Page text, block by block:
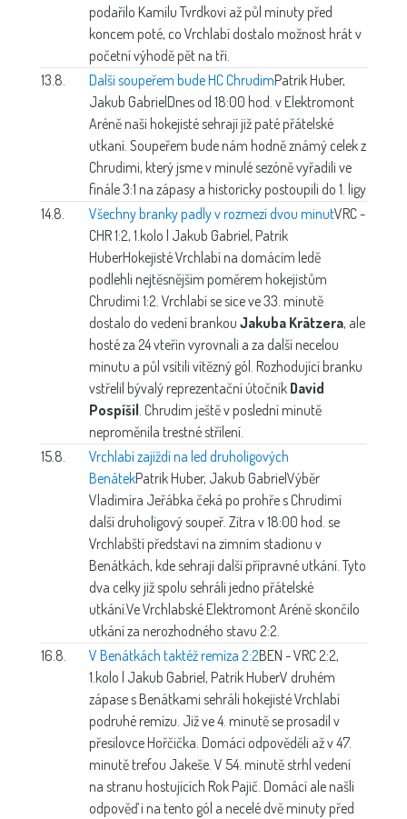
podařilo Kamilu Tvrdkovi až půl minuty před
koncem poté, co Vrchlabí dostalo možnost hrát v
početní výhodě pět na tři.
13.8.
Další soupeřem bude HC ChrudimPatrik Huber,
Jakub GabrielDnes od 18:00 hod. v Elektromont
Aréně naši hokejisté sehrají již paté přátelské
utkaní. Soupeřem bude nám hodně známý celek z
Chrudimi, který jsme v minulé sezóně vyřadili ve
finále 3:1 na zápasy a historicky postoupili do 1. ligy
14.8.
Všechny branky padly v rozmezí dvou minutVRC -
CHR 1:2, 1.kolo | Jakub Gabriel, Patrik
HuberHokejisté Vrchlabí na domácím ledě
podlehli nejtěsnějším poměrem hokejistům
Chrudimi 1:2. Vrchlabí se sice ve 33. minutě
dostalo do vedení brankou Jakuba Krätzera, ale
hosté za 24 vteřin vyrovnali a za další necelou
minutu a půl vsítili vítězný gól. Rozhodující branku
vstřelil bývalý reprezentační útočník David
Pospíšil . Chrudim ještě v poslední minutě
neproměnila trestné střílení.
15.8.
Vrchlabí zajíždí na led druholigových
BenátekPatrik Huber, Jakub GabrielVýběr
Vladimíra Jeřábka čeká po prohře s Chrudimí
další druholigový soupeř. Zítra v 18:00 hod. se
Vrchlabští představí na zimním stadionu v
Benátkách, kde sehrají další přípravné utkání. Tyto
dva celky již spolu sehráli jedno přátelské
utkání.Ve Vrchlabské Elektromont Aréně skončilo
utkání za nerozhodného stavu 2:2.
16.8.
V Benátkách taktéž remíza 2:2BEN - VRC 2:2,
1.kolo | Jakub Gabriel, Patrik HuberV druhém
zápase s Benátkami sehráli hokejisté Vrchlabí
podruhé remízu. Již ve 4. minutě se prosadil v
přesilovce Hořčička. Domácí odpověděli až v 47.
minutě trefou Jakeše. V 54. minutě strhl vedení
na stranu hostujících Rok Pajič. Domácí ale našli
odpověď i na tento gól a necelé dvě minuty před